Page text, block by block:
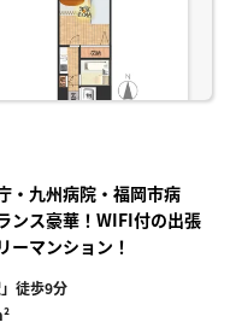
・九州病院・福岡市病
ス豪華！WIFI付の出張
ーマンション！
徒歩9分